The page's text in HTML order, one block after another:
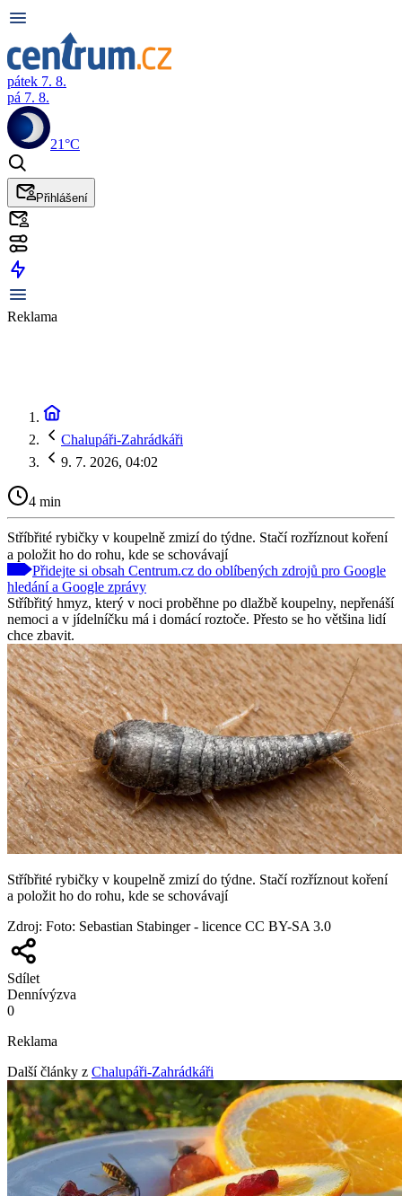
pátek 7. 8.
pá 7. 8.
21°C
Přihlášení
Reklama
Chalupáři-Zahrádkáři
9. 7. 2026, 04:02
4 min
Stříbřité rybičky v koupelně zmizí do týdne. Stačí rozříznout koření
a položit ho do rohu, kde se schovávají
Přidejte si obsah Centrum.cz do oblíbených zdrojů pro Google
hledání a Google zprávy
Stříbřitý hmyz, který v noci proběhne po dlažbě koupelny, nepřenáší
nemoci a v jídelníčku má i domácí roztoče. Přesto se ho většina lidí
chce zbavit.
Stříbřité rybičky v koupelně zmizí do týdne. Stačí rozříznout koření
a položit ho do rohu, kde se schovávají
Zdroj: Foto: Sebastian Stabinger - licence CC BY-SA 3.0
Sdílet
Dennívýzva
0
Reklama
Další články z Chalupáři-Zahrádkáři